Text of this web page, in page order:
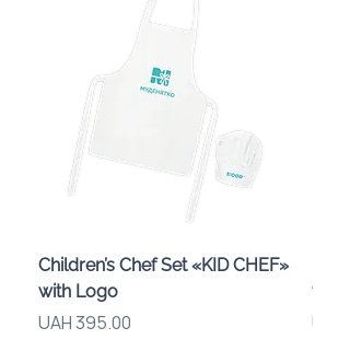
Children’s Chef Set «KID CHEF»
with Logo
Price
UAH 395.00
for
Price
UAH